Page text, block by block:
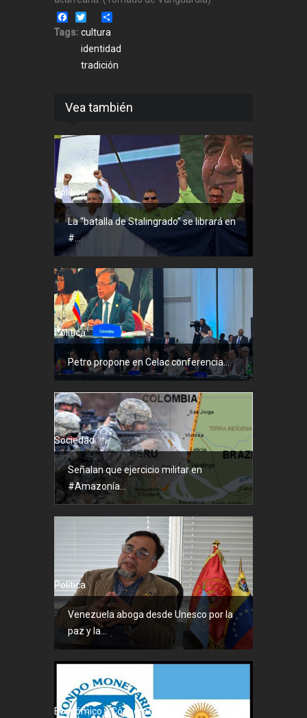
Facebook
Twitter
Tags: cultura
identidad
tradición
Vea también
Política
La “batalla de Stalingrado” se librará en
#...
Política
Petro propone en Celac conferencia...
Sociedad
Señalan que ejercicio militar en
#Amazonía...
Política
Venezuela aboga desde Unesco por la
paz y la...
Económico y Cooperación